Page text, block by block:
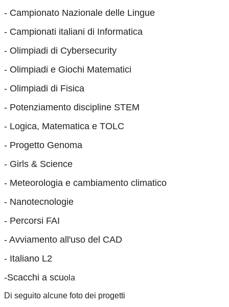
- Campionato Nazionale delle Lingue
- Campionati italiani di Informatica
- Olimpiadi di Cybersecurity
- Olimpiadi e Giochi Matematici
- Olimpiadi di Fisica
- Potenziamento discipline STEM
- Logica, Matematica e TOLC
- Progetto Genoma
- Girls & Science
- Meteorologia e cambiamento climatico
- Nanotecnologie
- Percorsi FAI
- Avviamento all'uso del CAD
- Italiano L2
-Scacchi a scuola
Di seguito alcune foto dei progetti